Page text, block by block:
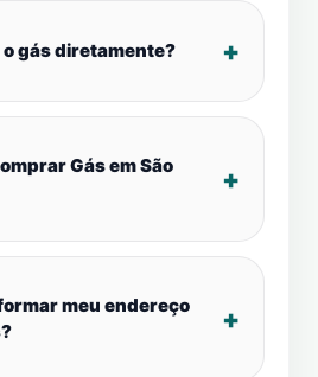
gás diretamente?
Gás em São
meu endereço